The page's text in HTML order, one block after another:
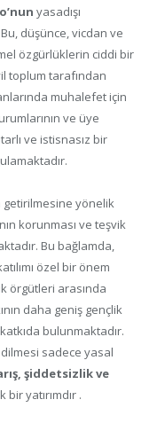
yasadışı
düşünce, vicdan ve
özgürlüklerin ciddi bir
toplum tarafından
muhalefet için
ve üye
ve istisnasız bir
yönelik
korunması ve teşvik
Bu bağlamda,
özel bir önem
örgütleri arasında
daha geniş gençlik
bulunmaktadır.
sadece yasal
şiddetsizlik ve
bir yatırımdır .